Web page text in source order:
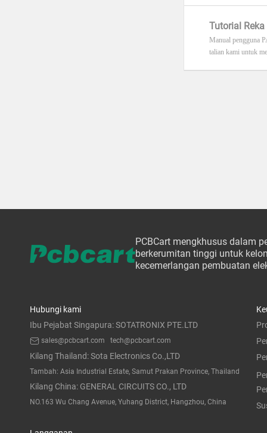
Tutorial Reka
Manual pengguna
talian kami untuk
PCBCart mengkhusus dalam
berkerumitan tinggi untuk
kecemerlangan pembuatan
Hubungi kami
Ibu Pejabat Singapura: SOTATRONIX PTE.LTD
sales@pcbcart.com tech@pcbcart.com
Kilang Thailand: Sota Electronics Co.,LTD
Tambah: Asia Industrial Estate, Samut Prakan Province, Thailand
Kilang China: GENERAL CIRCUITS CO., LTD
NO.163 Wu Chang Avenue, Yuhang District, Hangzhou, China